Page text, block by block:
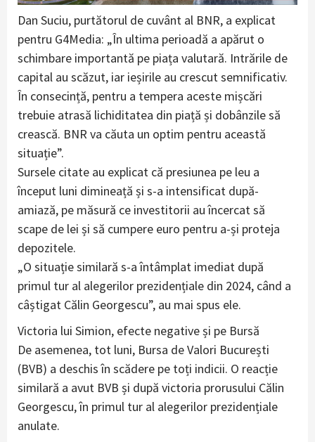
Dan Suciu, purtătorul de cuvânt al BNR, a explicat
pentru G4Media: „În ultima perioadă a apărut o
schimbare importantă pe piața valutară. Intrările de
capital au scăzut, iar ieșirile au crescut semnificativ.
În consecință, pentru a tempera aceste mișcări
trebuie atrasă lichiditatea din piață și dobânzile să
crească. BNR va căuta un optim pentru această
situație”.
Sursele citate au explicat că presiunea pe leu a
început luni dimineață și s-a intensificat după-
amiază, pe măsură ce investitorii au încercat să
scape de lei și să cumpere euro pentru a-și proteja
depozitele.
„O situație similară s-a întâmplat imediat după
primul tur al alegerilor prezidențiale din 2024, când a
câștigat Călin Georgescu”, au mai spus ele.
Victoria lui Simion, efecte negative și pe Bursă
De asemenea, tot luni, Bursa de Valori București
(BVB) a deschis în scădere pe toți indicii. O reacție
similară a avut BVB și după victoria prorusului Călin
Georgescu, în primul tur al alegerilor prezidențiale
anulate.